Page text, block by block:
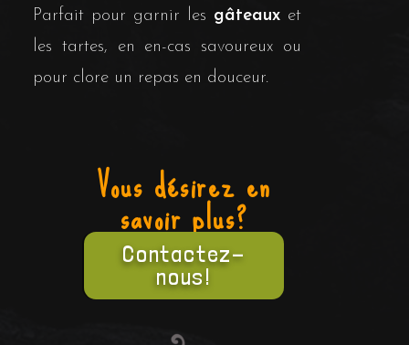
Parfait pour garnir les gâteaux et
les tartes, en en-cas savoureux ou
pour clore un repas en douceur.
Vous désirez en
savoir plus?
Contactez-
nous!